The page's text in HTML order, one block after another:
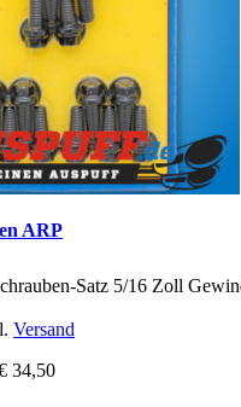
ARP
Satz 5/16 Zoll
Versand
34,50